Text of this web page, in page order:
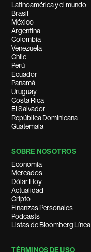
Latinoamérica y el mundo
Brasil
México
Argentina
Colombia
Venezuela
Chile
Perú
Ecuador
Panamá
Uruguay
Costa Rica
El Salvador
República Dominicana
Guatemala
SOBRE NOSOTROS
Economía
Mercados
Dólar Hoy
Actualidad
Cripto
Finanzas Personales
Podcasts
Listas de Bloomberg Línea
TÉRMINOS DE USO